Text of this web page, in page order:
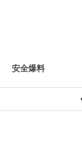
安全爆料